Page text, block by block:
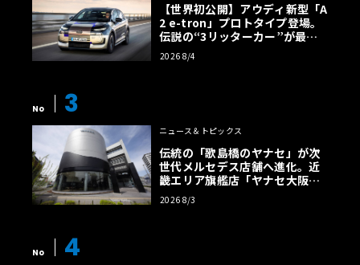
【世界初公開】アウディ新型「A
2 e-tron」プロトタイプ登場。
伝説の“3リッターカー”が最高
効率エントリーBEVとして復活
【画像38枚】
2026 8/4
No 3
ニュース＆トピックス
伝統の「歌島橋のヤナセ」が次
世代メルセデス店舗へ進化。近
畿エリア旗艦店「ヤナセ大阪支
店」がリニューアル
2026 8/3
No 4